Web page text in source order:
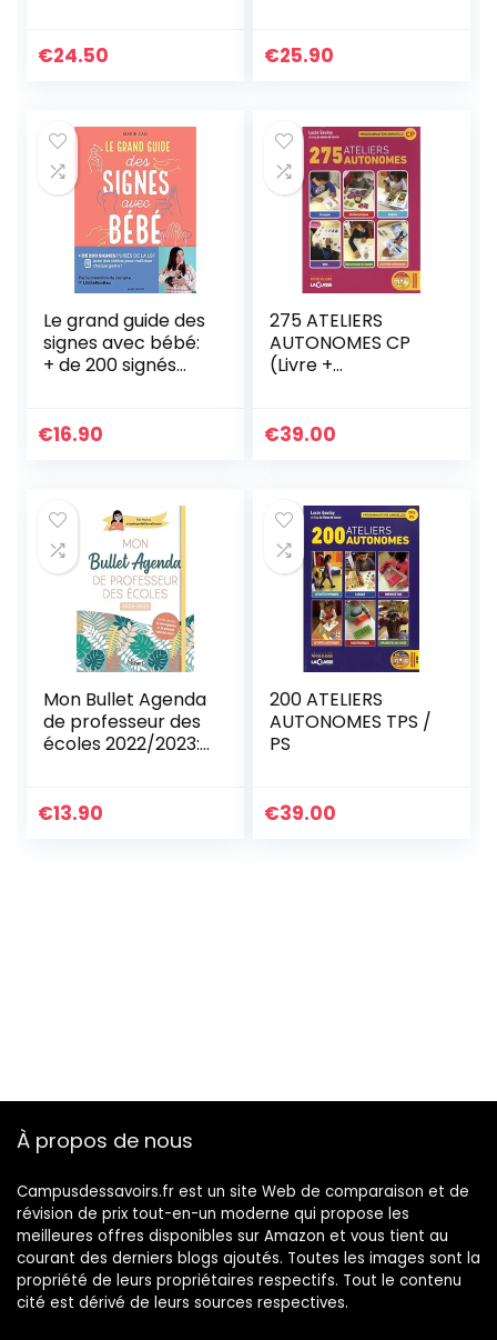
Outil Pédagogique
Besoins | Coaching,
Formations,
Thérapie, Écoles
€24.50 €25.90
Le grand guide des
signes avec bébé:
+ de 200 signés
pour maîtriser
€16.90
275 ATELIERS
AUTONOMES CP
(Livre +
€39.00
Mon Bullet Agenda
de professeur des
écoles 2022/2023:
prends soin de moi
€13.90
200 ATELIERS
AUTONOMES TPS /
PS
€39.00
À propos de nous
Campusdessavoirs.fr est un site Web de comparaison et de
révision de prix tout-en-un moderne qui propose les
meilleures offres disponibles sur Amazon et vous tient au
courant des derniers blogs ajoutés. Toutes les images sont la
propriété de leurs propriétaires respectifs. Tout le contenu
cité est dérivé de leurs sources respectives.